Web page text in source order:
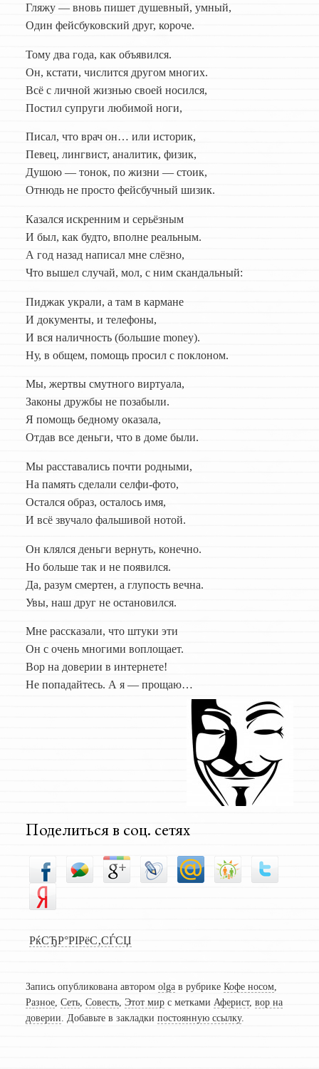
Гляжу — вновь пишет душевный, умный,
Один фейсбуковский друг, короче.
Тому два года, как объявился.
Он, кстати, числится другом многих.
Всё с личной жизнью своей носился,
Постил супруги любимой ноги,
Писал, что врач он… или историк,
Певец, лингвист, аналитик, физик,
Душою — тонок, по жизни — стоик,
Отнюдь не просто фейсбучный шизик.
Казался искренним и серьёзным
И был, как будто, вполне реальным.
А год назад написал мне слёзно,
Что вышел случай, мол, с ним скандальный:
Пиджак украли, а там в кармане
И документы, и телефоны,
И вся наличность (большие money).
Ну, в общем, помощь просил с поклоном.
Мы, жертвы смутного виртуала,
Законы дружбы не позабыли.
Я помощь бедному оказала,
Отдав все деньги, что в доме были.
Мы расставались почти родными,
На память сделали селфи-фото,
Остался образ, осталось имя,
И всё звучало фальшивой нотой.
Он клялся деньги вернуть, конечно.
Но больше так и не появился.
Да, разум смертен, а глупость вечна.
Увы, наш друг не остановился.
Мне рассказали, что штуки эти
Он с очень многими воплощает.
Вор на доверии в интернете!
Не попадайтесь. А я — прощаю…
Поделиться в соц. сетях
РќСЂР°РІРёС‚СЃСЏ
Запись опубликована автором olgaв рубрике Кофе носом,
Разное, Сеть, Совесть, Этот мирс метками Аферист, вор на
доверии . Добавьте в закладки постоянную ссылку.